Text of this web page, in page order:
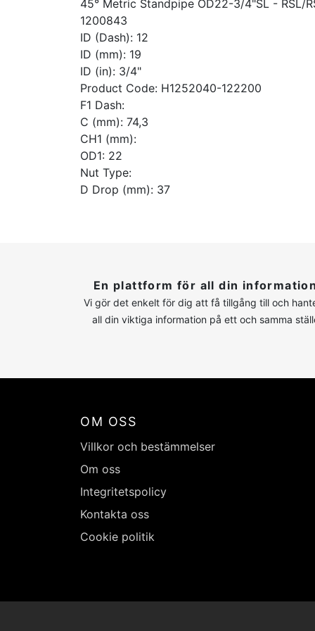
45° Metric Standpipe OD22-3/4"SL - RSL/
1200843
ID (Dash): 12
ID (mm): 19
ID (in): 3/4"
Product Code: H1252040-122200
F1 Dash:
C (mm): 74,3
CH1 (mm):
OD1: 22
Nut Type:
D Drop (mm): 37
En plattform för all din
Vi gör det enkelt för dig att få tillgång till och
all din viktiga information på ett och samma
OM OSS
Villkor och bestämmelser
Om oss
Integritetspolicy
Kontakta oss
Cookie politik